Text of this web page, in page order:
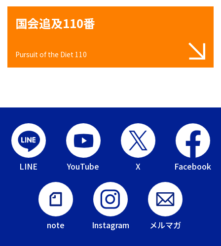
国会追及110番
Pursuit of the Diet 110
LINE YouTube X Facebook
note Instagram メルマガ